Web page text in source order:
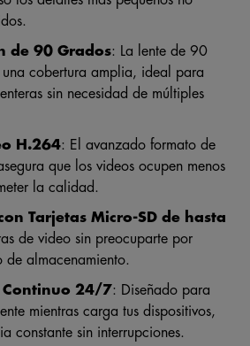
los detalles más pequeños no
de 90 Grados
: La lente de 90
cobertura amplia, ideal para
sin necesidad de múltiples
H.264
: El avanzado formato de
que los videos ocupen menos
la calidad.
Tarjetas Micro-SD de hasta
de video sin preocuparte por
de almacenamiento.
24/7
: Diseñado para
mientras carga tus dispositivos,